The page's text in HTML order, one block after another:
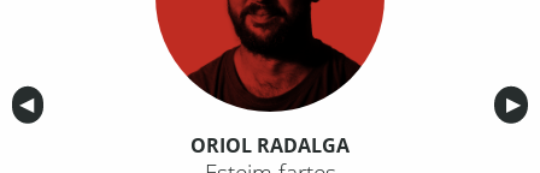
Anterior
◀︎ ▶︎
ORIOL RADALGA